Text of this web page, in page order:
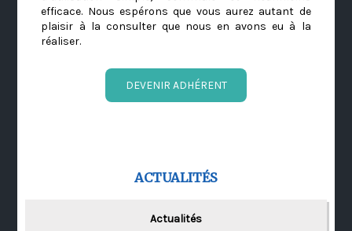
efficace. Nous espérons que vous aurez autant de
plaisir à la consulter que nous en avons eu à la
réaliser.
DEVENIR ADHÉRENT
ACTUALITÉS
Actualités